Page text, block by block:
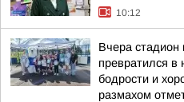
10:12
Вчера стадион
превратился в
бодрости и
размахом